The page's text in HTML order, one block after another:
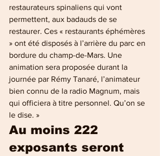
restaurateurs spinaliens qui vont
permettent, aux badauds de se
restaurer. Ces « restaurants éphémères
» ont été disposés à l’arrière du parc en
bordure du champ-de-Mars. Une
animation sera proposée durant la
journée par Rémy Tanaré, l’animateur
bien connu de la radio Magnum, mais
qui officiera à titre personnel. Qu’on se
le dise. »
Au moins 222
exposants seront